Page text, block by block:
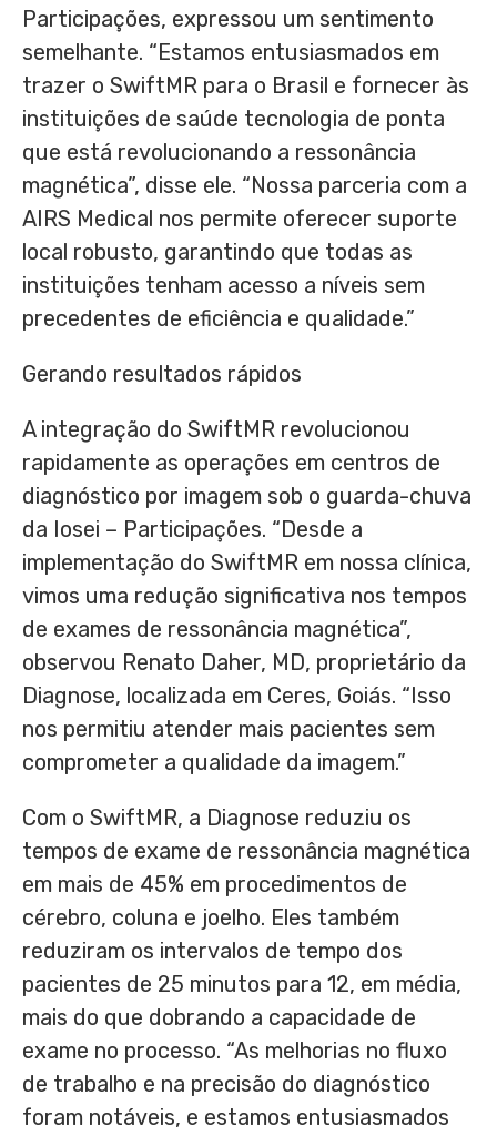
Participações, expressou um sentimento
semelhante. “Estamos entusiasmados em
trazer o SwiftMR para o Brasil e fornecer às
instituições de saúde tecnologia de ponta
que está revolucionando a ressonância
magnética”, disse ele. “Nossa parceria com a
AIRS Medical nos permite oferecer suporte
local robusto, garantindo que todas as
instituições tenham acesso a níveis sem
precedentes de eficiência e qualidade.”
Gerando resultados rápidos
A integração do SwiftMR revolucionou
rapidamente as operações em centros de
diagnóstico por imagem sob o guarda-chuva
da Iosei – Participações. “Desde a
implementação do SwiftMR em nossa clínica,
vimos uma redução significativa nos tempos
de exames de ressonância magnética”,
observou Renato Daher, MD, proprietário da
Diagnose, localizada em Ceres, Goiás. “Isso
nos permitiu atender mais pacientes sem
comprometer a qualidade da imagem.”
Com o SwiftMR, a Diagnose reduziu os
tempos de exame de ressonância magnética
em mais de 45% em procedimentos de
cérebro, coluna e joelho. Eles também
reduziram os intervalos de tempo dos
pacientes de 25 minutos para 12, em média,
mais do que dobrando a capacidade de
exame no processo. “As melhorias no fluxo
de trabalho e na precisão do diagnóstico
foram notáveis, e estamos entusiasmados